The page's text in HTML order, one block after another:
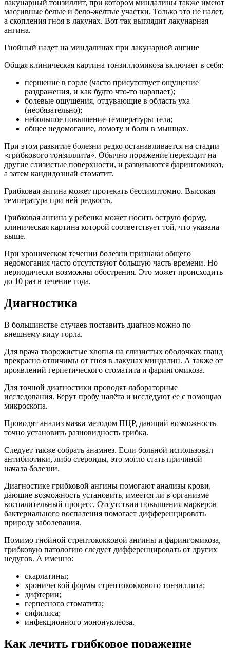
лакунарный тонзиллит, при котором миндалины также имеют
массивные белые и бело-желтые участки. Только это не налет,
а скопления гноя в лакунах. Вот так выглядит лакунарная
ангина.
Гнойный надет на миндалинах при лакунарной ангине
Общая клиническая картина тонзилломикоза включает в себя:
першение в горле (часто присутствует ощущение
раздражения, и как будто что-то царапает);
болевые ощущения, отдувающие в область уха
(необязательно);
небольшое повышение температуры тела;
общее недомогание, ломоту и боли в мышцах.
При этом развитие болезни редко останавливается на стадии
«грибкового тонзиллита». Обычно поражение переходит на
другие слизистые поверхности, и развиваются фарингомикоз,
а затем кандидозный стоматит.
Грибковая ангина может протекать бессимптомно. Высокая
температура при ней редкость.
Грибковая ангина у ребенка может носить острую форму,
клиническая картина которой соответствует той, что указана
выше.
При хроническом течении болезни признаки общего
недомогания часто отсутствуют большую часть времени. Но
периодически возможны обострения. Это может происходить
до 10 раз в течение года.
Диагностика
В большинстве случаев поставить диагноз можно по
внешнему виду горла.
Для врача творожистые хлопья на слизистых оболочках гланд
прекрасно отличимы от гноя в лакунах миндалин. А также от
проявлений герпетического стоматита и фарингомикоза.
Для точной диагностики проводят лабораторные
исследования. Берут пробу налёта и исследуют ее с помощью
микроскопа.
Проводят анализ мазка методом ПЦР, дающий возможность
точно установить разновидность грибка.
Следует также собрать анамнез. Если больной использовал
антибиотики, либо стероиды, это могло стать причиной
начала болезни.
Диагностике грибковой ангины помогают анализы крови,
дающие возможность установить, имеется ли в организме
воспалительный процесс. Отсутствии повышения маркеров
бактериального воспаления помогает дифференцировать
природу заболевания.
Помимо гнойной стрептококковой ангины и фарингомикоза,
грибковую патологию следует дифференцировать от других
недугов. А именно:
скарлатины;
хронической формы стрептококкового тонзиллита;
дифтерии;
герпесного стоматита;
сифилиса;
инфекционного мононуклеоза.
Как лечить грибковое поражение